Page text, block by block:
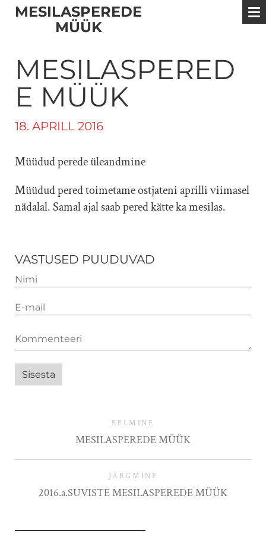
MESILASPEREDE
MÜÜK
MESILASPERED
E MÜÜK
18. APRILL 2016
Müüdud perede üleandmine
Müüdud pered toimetame ostjateni aprilli viimasel
nädalal. Samal ajal saab pered kätte ka mesilas.
VASTUSED PUUDUVAD
EELMINE
MESILASPEREDE MÜÜK
JÄRGMINE
2016.a.SUVISTE MESILASPEREDE MÜÜK